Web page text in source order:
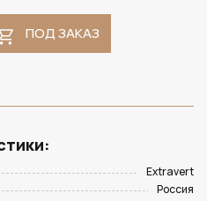
ПОД ЗАКАЗ
Extravert
Россия